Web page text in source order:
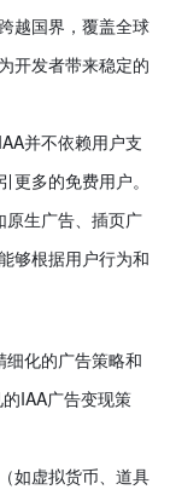
越国界，覆盖全球
开发者带来稳定的
并不依赖用户支
多的免费用户。
原生广告、插页广
够根据用户行为和
化的广告策略和
IAA广告变现策
如虚拟货币、道具